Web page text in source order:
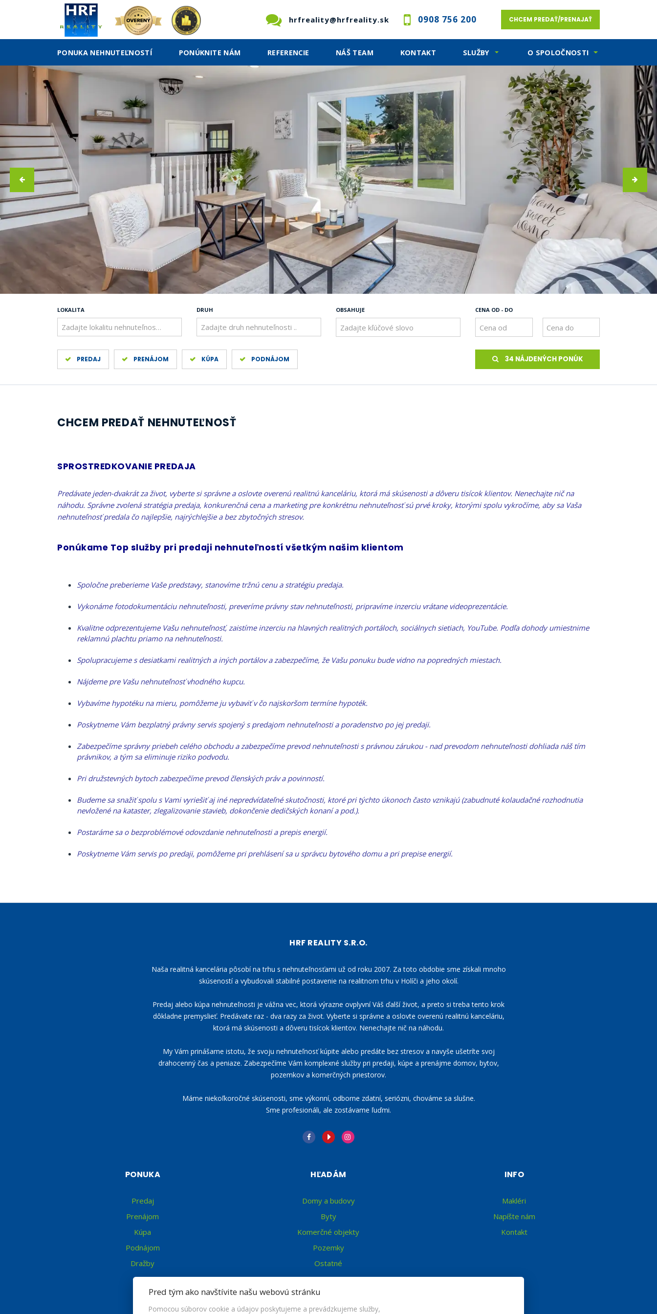
CHCEM PREDAŤ/PRENAJAŤ
0908 756 200
hrfreality@hrfreality.sk
PONUKA NEHNUTEĽNOSTÍ PONÚKNITE NÁM REFERENCIE NÁŠ TEAM KONTAKT SLUŽBY O SPOLOČNOSTI
LOKALITA
Zadajte lokalitu nehnuteľnosti ..
DRUH
Zadajte druh nehnuteľnosti ..
OBSAHUJE CENA OD - DO
PREDAJ PRENÁJOM KÚPA PODNÁJOM 34 NÁJDENÝCH PONÚK
CHCEM PREDAŤ NEHNUTEĽNOSŤ
SPROSTREDKOVANIE PREDAJA
Predávate jeden-dvakrát za život, vyberte si správne a oslovte overenú realitnú kanceláriu, ktorá má skúsenosti a dôveru tisícok klientov. Nenechajte nič na
náhodu. Správne zvolená stratégia predaja, konkurenčná cena a marketing pre konkrétnu nehnuteľnosť sú prvé kroky, ktorými spolu vykročíme, aby sa Vaša
nehnuteľnosť predala čo najlepšie, najrýchlejšie a bez zbytočných stresov.
Ponúkame Top služby pri predaji nehnuteľností všetkým našim klientom
Spoločne preberieme Vaše predstavy, stanovíme tržnú cenu a stratégiu predaja.
Vykonáme fotodokumentáciu nehnuteľnosti, preveríme právny stav nehnuteľnosti, pripravíme inzerciu vrátane videoprezentácie.
Kvalitne odprezentujeme Vašu nehnuteľnosť, zaistíme inzerciu na hlavných realitných portáloch, sociálnych sietiach, YouTube. Podľa dohody umiestnime
reklamnú plachtu priamo na nehnuteľnosti.
Spolupracujeme s desiatkami realitných a iných portálov a zabezpečíme, že Vašu ponuku bude vidno na popredných miestach.
Nájdeme pre Vašu nehnuteľnosť vhodného kupcu.
Vybavíme hypotéku na mieru, pomôžeme ju vybaviť v čo najskoršom termíne hypoték.
Poskytneme Vám bezplatný právny servis spojený s predajom nehnuteľnosti a poradenstvo po jej predaji.
Zabezpečíme správny priebeh celého obchodu a zabezpečíme prevod nehnuteľnosti s právnou zárukou - nad prevodom nehnuteľnosti dohliada náš tím
právnikov, a tým sa eliminuje riziko podvodu.
Pri družstevných bytoch zabezpečíme prevod členských práv a povinností.
Budeme sa snažiť spolu s Vami vyriešiť aj iné nepredvídateľné skutočnosti, ktoré pri týchto úkonoch často vznikajú (zabudnuté kolaudačné rozhodnutia
nevložené na kataster, zlegalizovanie stavieb, dokončenie dedičských konaní a pod.).
Postaráme sa o bezproblémové odovzdanie nehnuteľnosti a prepis energií.
Poskytneme Vám servis po predaji, pomôžeme pri prehlásení sa u správcu bytového domu a pri prepise energií.
HRF REALITY S.R.O.
Naša realitná kancelária pôsobí na trhu s nehnuteľnosťami už od roku 2007. Za toto obdobie sme získali mnoho
skúseností a vybudovali stabilné postavenie na realitnom trhu v Holíči a jeho okolí.
Predaj alebo kúpa nehnuteľnosti je vážna vec, ktorá výrazne ovplyvní Váš ďalší život, a preto si treba tento krok
dôkladne premyslieť. Predávate raz - dva razy za život. Vyberte si správne a oslovte overenú realitnú kanceláriu,
ktorá má skúsenosti a dôveru tisícok klientov. Nenechajte nič na náhodu.
My Vám prinášame istotu, že svoju nehnuteľnosť kúpite alebo predáte bez stresov a navyše ušetríte svoj
drahocenný čas a peniaze. Zabezpečíme Vám komplexné služby pri predaji, kúpe a prenájme domov, bytov,
pozemkov a komerčných priestorov.
Máme niekoľkoročné skúsenosti, sme výkonní, odborne zdatní, seriózni, chováme sa slušne.
Sme profesionáli, ale zostávame ľuďmi.
PONUKA
Predaj
Prenájom
Kúpa
Podnájom
Dražby
HĽADÁM
Domy a budovy
Byty
Komerčné objekty
Pozemky
Ostatné
INFO
Makléri
Napíšte nám
Kontakt
Pred tým ako navštívite našu webovú stránku
Pomocou súborov cookie a údajov poskytujeme a prevádzkujeme služby,